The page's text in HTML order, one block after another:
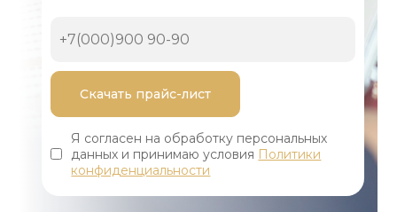
Я согласен на обработку персональных
данных и принимаю условия Политики
конфиденциальности